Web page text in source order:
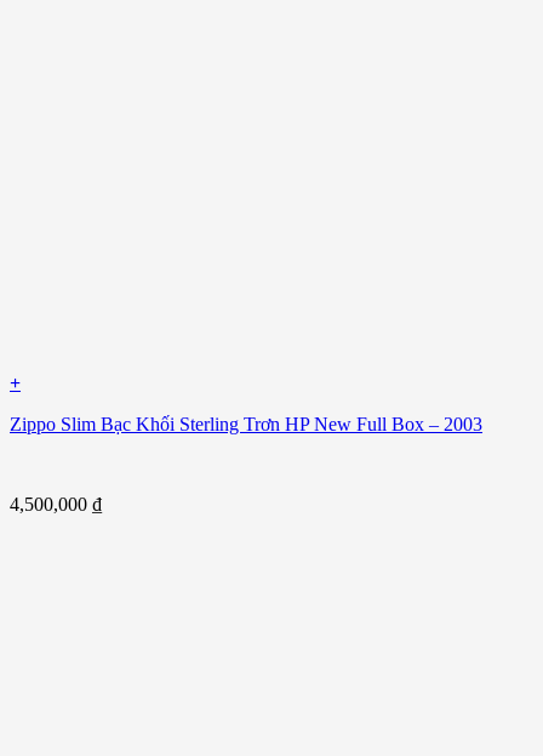
+
Zippo Slim Bạc Khối Sterling Trơn HP New Full Box – 2003
4,500,000 ₫